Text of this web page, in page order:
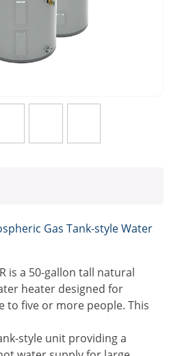
Gas Tank-style Water
is a 50-gallon tall natural
heater designed for
to five or more people. This
style unit providing a